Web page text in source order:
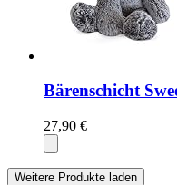
Bärenschicht
27,90 €
Weitere Produkte laden